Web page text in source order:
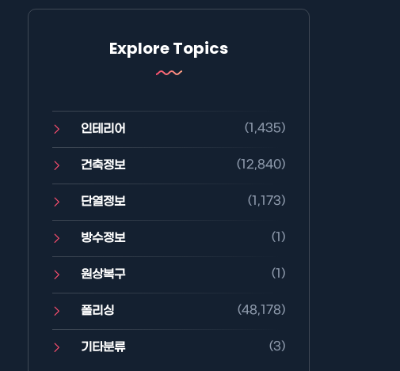
Explore Topics
인테리어 (1,435)
건축정보 (12,840)
단열정보 (1,173)
방수정보 (1)
원상복구 (1)
폴리싱 (48,178)
기타분류 (3)